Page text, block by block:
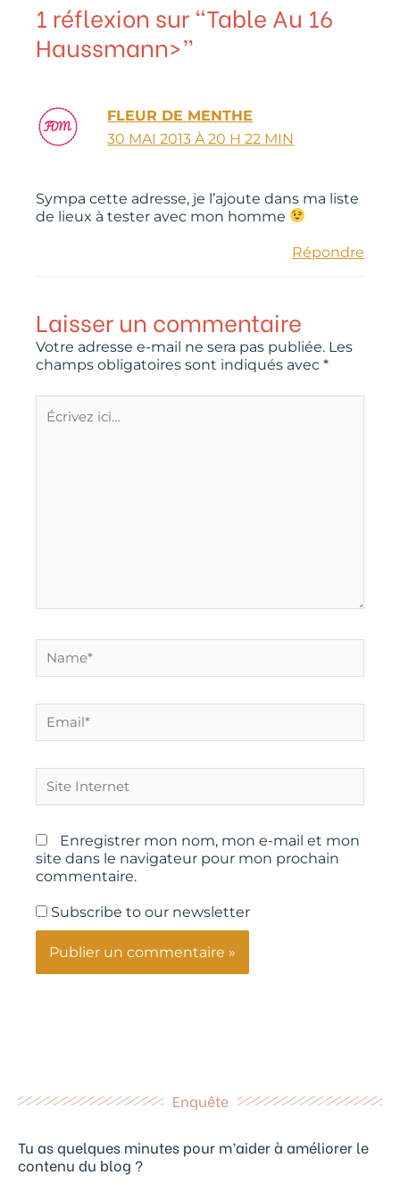
1 réflexion sur “Table Au 16
Haussmann>”
FLEUR DE MENTHE
30 MAI 2013 À 20 H 22 MIN
Sympa cette adresse, je l’ajoute dans ma liste
de lieux à tester avec mon homme
Répondre
Laisser un commentaire
Votre adresse e-mail ne sera pas publiée. Les
champs obligatoires sont indiqués avec *
ici…
Internet
Enregistrer mon nom, mon e-mail et mon
site dans le navigateur pour mon prochain
commentaire.
Subscribe to our newsletter
Enquête
Tu as quelques minutes pour m’aider à améliorer le
contenu du blog ?